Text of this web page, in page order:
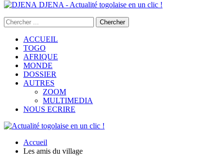
DJENA - Actualité togolaise en un clic !
ACCUEIL
TOGO
AFRIQUE
MONDE
DOSSIER
AUTRES
ZOOM
MULTIMEDIA
NOUS ECRIRE
Accueil
Les amis du village